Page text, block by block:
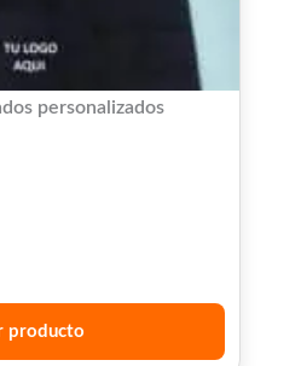
personalizados
producto